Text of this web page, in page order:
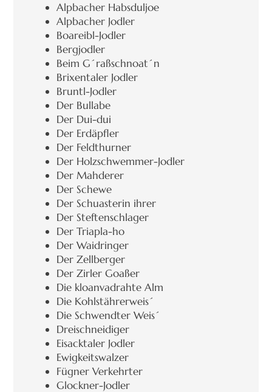
Alpbacher Habsduljoe
Alpbacher Jodler
Boareibl-Jodler
Bergjodler
Beim G´raßschnoat´n
Brixentaler Jodler
Bruntl-Jodler
Der Bullabe
Der Dui-dui
Der Erdäpfler
Der Feldthurner
Der Holzschwemmer-Jodler
Der Mahderer
Der Schewe
Der Schuasterin ihrer
Der Steftenschlager
Der Triapla-ho
Der Waidringer
Der Zellberger
Der Zirler Goaßer
Die kloanvadrahte Alm
Die Kohlstährerweis´
Die Schwendter Weis´
Dreischneidiger
Eisacktaler Jodler
Ewigkeitswalzer
Fügner Verkehrter
Glockner-Jodler